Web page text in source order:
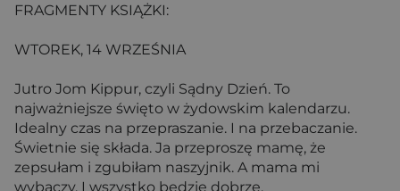
FRAGMENTY KSIĄŻKI:
WTOREK, 14 WRZEŚNIA
Jutro Jom Kippur, czyli Sądny Dzień. To
najważniejsze święto w żydowskim kalendarzu.
Idealny czas na przepraszanie. I na przebaczanie.
Świetnie się składa. Ja przeproszę mamę, że
zepsułam i zgubiłam naszyjnik. A mama mi
wybaczy. I wszystko będzie dobrze.